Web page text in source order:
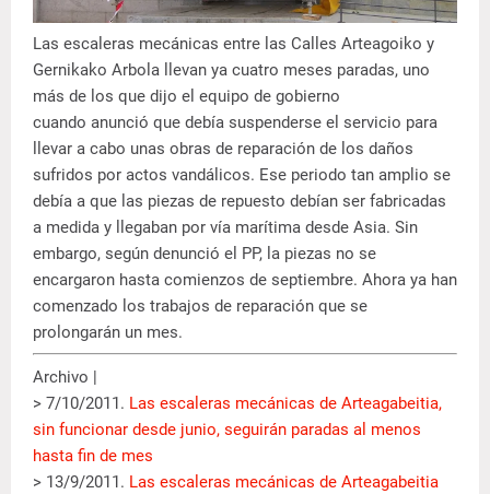
Las escaleras mecánicas entre las Calles Arteagoiko y
Gernikako Arbola llevan ya cuatro meses paradas, uno
más de los que dijo el equipo de gobierno
cuando anunció que debía suspenderse el servicio para
llevar a cabo unas obras de reparación de los daños
sufridos por actos vandálicos. Ese periodo tan amplio se
debía a que las piezas de repuesto debían ser fabricadas
a medida y llegaban por vía marítima desde Asia. Sin
embargo, según denunció el PP, la piezas no se
encargaron hasta comienzos de septiembre. Ahora ya han
comenzado los trabajos de reparación que se
prolongarán un mes.
Archivo |
> 7/10/2011. Las escaleras mecánicas de Arteagabeitia,
sin funcionar desde junio, seguirán paradas al menos
hasta fin de mes
> 13/9/2011. Las escaleras mecánicas de Arteagabeitia